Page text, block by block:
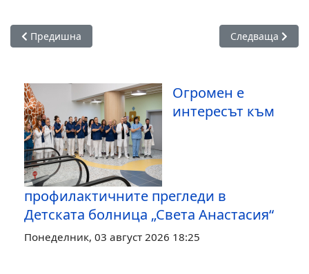
С всяко следващо издание „Бургаски хирургични
дни“ затвърждава ролята си на платформа за
насърчаване на сътрудничеството между
поколенията медицински специалисти. След
успешното трето издание организаторите вече
гледат към следващото, което отново ще събере
медицинската общност в морския град.
Предишна статия: Бургаски лекари с научен труд за
Предишна